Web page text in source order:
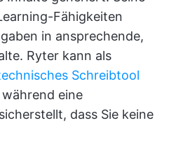
Fähigkeiten
in ansprechende,
Ryter kann als
Schreibtool
eine
dass Sie keine